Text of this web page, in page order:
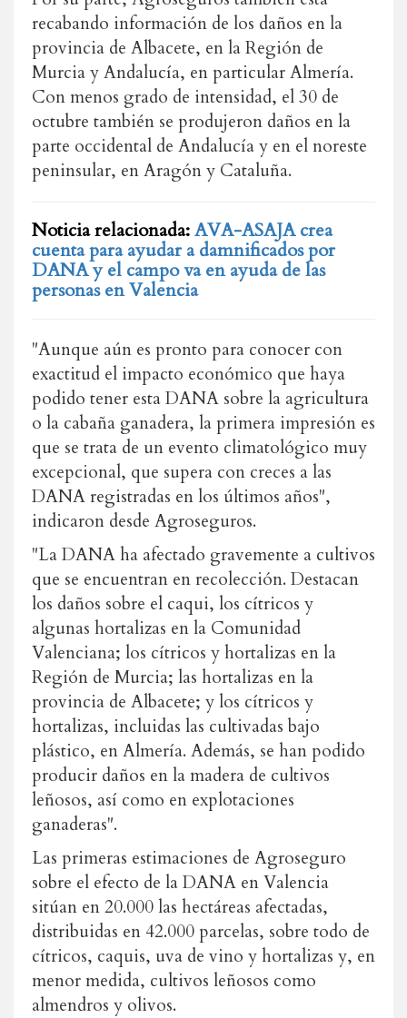
recabando información de los daños en la
provincia de Albacete, en la Región de
Murcia y Andalucía, en particular Almería.
Con menos grado de intensidad, el 30 de
octubre también se produjeron daños en la
parte occidental de Andalucía y en el noreste
peninsular, en Aragón y Cataluña.
Noticia relacionada:AVA-ASAJA crea
cuenta para ayudar a damnificados por
DANA y el campo va en ayuda de las
personas en Valencia
"Aunque aún es pronto para conocer con
exactitud el impacto económico que haya
podido tener esta DANA sobre la agricultura
o la cabaña ganadera, la primera impresión es
que se trata de un evento climatológico muy
excepcional, que supera con creces a las
DANA registradas en los últimos años",
indicaron desde Agroseguros.
"La DANA ha afectado gravemente a cultivos
que se encuentran en recolección. Destacan
los daños sobre el caqui, los cítricos y
algunas hortalizas en la Comunidad
Valenciana; los cítricos y hortalizas en la
Región de Murcia; las hortalizas en la
provincia de Albacete; y los cítricos y
hortalizas, incluidas las cultivadas bajo
plástico, en Almería. Además, se han podido
producir daños en la madera de cultivos
leñosos, así como en explotaciones
ganaderas".
Las primeras estimaciones de Agroseguro
sobre el efecto de la DANA en Valencia
sitúan en 20.000 las hectáreas afectadas,
distribuidas en 42.000 parcelas, sobre todo de
cítricos, caquis, uva de vino y hortalizas y, en
menor medida, cultivos leñosos como
almendros y olivos.